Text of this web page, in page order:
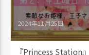
2024年11月25日
『Princess Station